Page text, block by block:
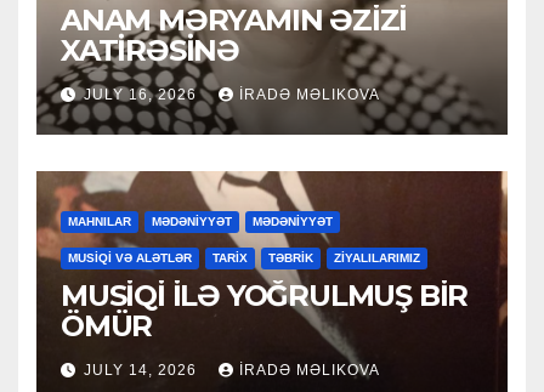
ANAM MƏRYAMIN ƏZİZİ
XATİRƏSİNƏ
JULY 16, 2026 İRADƏ MƏLIKOVA
MAHNILAR MƏDƏNİYYƏT MƏDƏNİYYƏT
MUSİQİ VƏ ALƏTLƏR TARİX TƏBRİK ZİYALILARIMIZ
MUSİQİ İLƏ YOĞRULMUŞ BİR
ÖMÜR
JULY 14, 2026 İRADƏ MƏLIKOVA